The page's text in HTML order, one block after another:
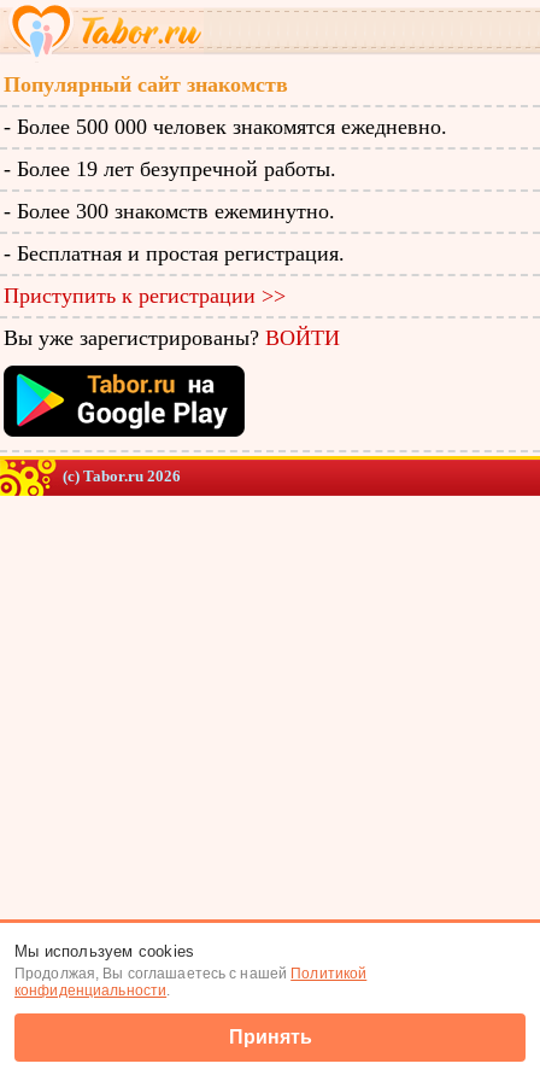
Популярный сайт знакомств
- Более 500 000 человек знакомятся ежедневно.
- Более 19 лет безупречной работы.
- Более 300 знакомств ежеминутно.
- Бесплатная и простая регистрация.
Приступить к регистрации >>
Вы уже зарегистрированы? ВОЙТИ
(c) Tabor.ru 2026
Мы используем cookies
Продолжая, Вы соглашаетесь с нашей Политикой
конфиденциальности.
Принять